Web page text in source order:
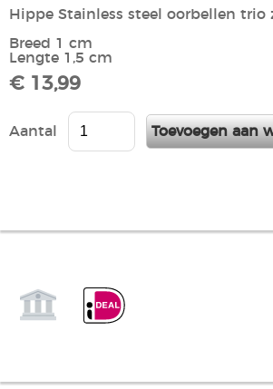
Hippe Stainless steel oorbellen trio
Breed 1 cm
Lengte 1,5 cm
€ 13,99
Aantal